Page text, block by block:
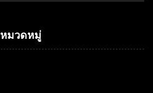
หมวดหมู่